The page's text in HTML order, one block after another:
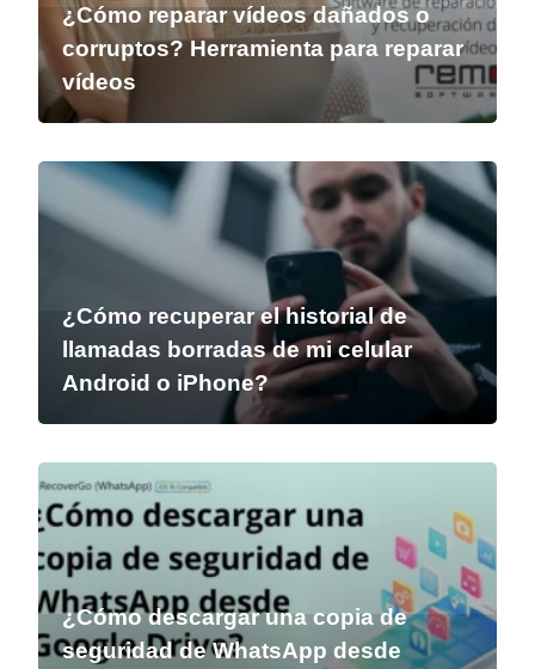
¿Cómo reparar vídeos dañados o
corruptos? Herramienta para reparar
vídeos
¿Cómo recuperar el historial de
llamadas borradas de mi celular
Android o iPhone?
¿Cómo descargar una copia de
seguridad de WhatsApp desde